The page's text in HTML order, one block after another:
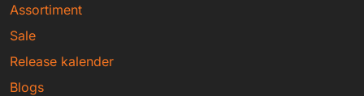
Assortiment
Sale
Release kalender
Blogs